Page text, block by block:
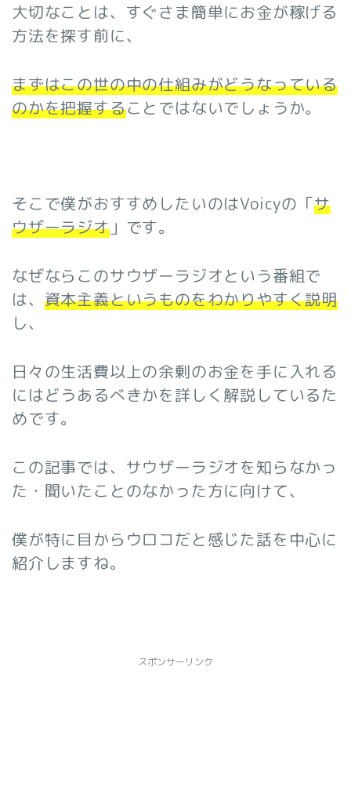
大切なことは、すぐさま簡単にお金が稼げる
方法を探す前に、
まずはこの世の中の仕組みがどうなっている
のかを把握することではないでしょうか。
そこで僕がおすすめしたいのはVoicyの「サ
ウザーラジオ」です。
なぜならこのサウザーラジオという番組で
は、 資本主義というものをわかりやすく説明
し、
日々の生活費以上の余剰のお金を手に入れる
にはどうあるべきかを詳しく解説しているた
めです。
この記事では、 サウザーラジオを知らなかっ
た・聞いたことのなかった方に向けて、
僕が特に目からウロコだと感じた話を中心に
紹介しますね。
スポンサーリンク